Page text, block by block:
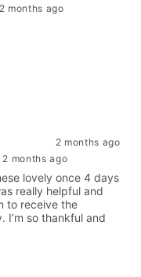
months ago
2 months ago
months ago
lovely once 4 days
really helpful and
to receive the
I’m so thankful and